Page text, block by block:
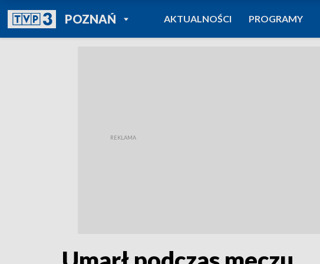
POZNAŃPOWRÓT DO
TVP REGIONY
AKTUALNOŚCI PROGRAMY